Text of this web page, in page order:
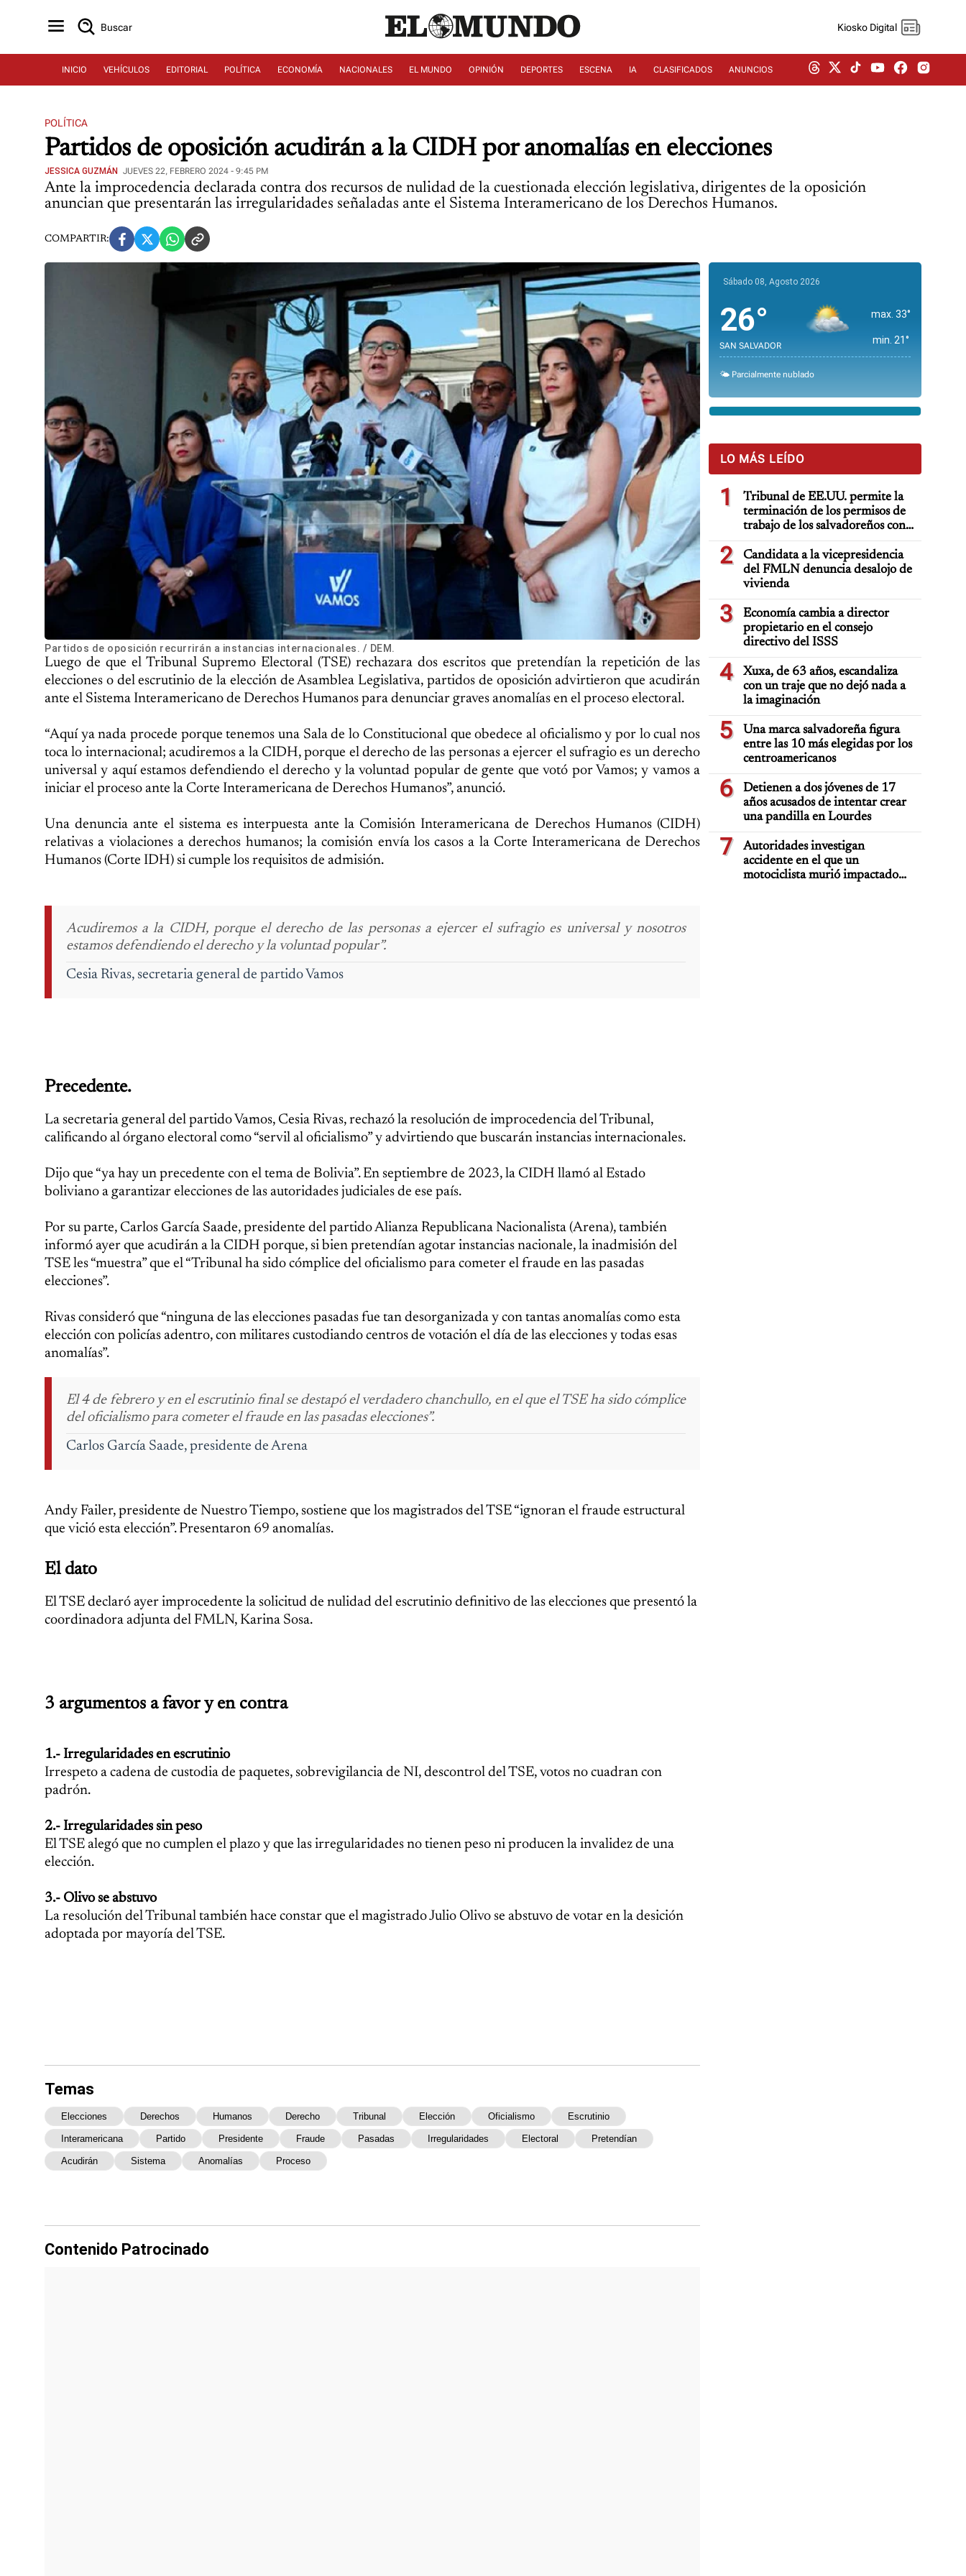
Buscar Kiosko Digital
INICIO VEHÍCULOS EDITORIAL POLÍTICA ECONOMÍA NACIONALES EL MUNDO OPINIÓN DEPORTES ESCENA IA CLASIFICADOS ANUNCIOS
POLÍTICA
Partidos de oposición acudirán a la CIDH por anomalías en elecciones
JESSICA GUZMÁN JUEVES 22, FEBRERO 2024 - 9:45 PM
Ante la improcedencia declarada contra dos recursos de nulidad de la cuestionada elección legislativa, dirigentes de la oposición
anuncian que presentarán las irregularidades señaladas ante el Sistema Interamericano de los Derechos Humanos.
COMPARTIR:
Partidos de oposición recurrirán a instancias internacionales. / DEM.
Luego de que el Tribunal Supremo Electoral (TSE) rechazara dos escritos que pretendían la repetición de las
elecciones o del escrutinio de la elección de Asamblea Legislativa, partidos de oposición advirtieron que acudirán
ante el Sistema Interamericano de Derechos Humanos para denunciar graves anomalías en el proceso electoral.
“Aquí ya nada procede porque tenemos una Sala de lo Constitucional que obedece al oficialismo y por lo cual nos
toca lo internacional; acudiremos a la CIDH, porque el derecho de las personas a ejercer el sufragio es un derecho
universal y aquí estamos defendiendo el derecho y la voluntad popular de gente que votó por Vamos; y vamos a
iniciar el proceso ante la Corte Interamericana de Derechos Humanos”, anunció.
Una denuncia ante el sistema es interpuesta ante la Comisión Interamericana de Derechos Humanos (CIDH)
relativas a violaciones a derechos humanos; la comisión envía los casos a la Corte Interamericana de Derechos
Humanos (Corte IDH) si cumple los requisitos de admisión.
Acudiremos a la CIDH, porque el derecho de las personas a ejercer el sufragio es universal y nosotros
estamos defendiendo el derecho y la voluntad popular”.
Cesia Rivas, secretaria general de partido Vamos
Precedente.
La secretaria general del partido Vamos, Cesia Rivas, rechazó la resolución de improcedencia del Tribunal,
calificando al órgano electoral como “servil al oficialismo” y advirtiendo que buscarán instancias internacionales.
Dijo que “ya hay un precedente con el tema de Bolivia”. En septiembre de 2023, la CIDH llamó al Estado
boliviano a garantizar elecciones de las autoridades judiciales de ese país.
Por su parte, Carlos García Saade, presidente del partido Alianza Republicana Nacionalista (Arena), también
informó ayer que acudirán a la CIDH porque, si bien pretendían agotar instancias nacionale, la inadmisión del
TSE les “muestra” que el “Tribunal ha sido cómplice del oficialismo para cometer el fraude en las pasadas
elecciones”.
Rivas consideró que “ninguna de las elecciones pasadas fue tan desorganizada y con tantas anomalías como esta
elección con policías adentro, con militares custodiando centros de votación el día de las elecciones y todas esas
anomalías”.
El 4 de febrero y en el escrutinio final se destapó el verdadero chanchullo, en el que el TSE ha sido cómplice
del oficialismo para cometer el fraude en las pasadas elecciones”.
Carlos García Saade, presidente de Arena
Andy Failer, presidente de Nuestro Tiempo, sostiene que los magistrados del TSE “ignoran el fraude estructural
que vició esta elección”. Presentaron 69 anomalías.
El dato
El TSE declaró ayer improcedente la solicitud de nulidad del escrutinio definitivo de las elecciones que presentó la
coordinadora adjunta del FMLN, Karina Sosa.
3 argumentos a favor y en contra
1.- Irregularidades en escrutinio
Irrespeto a cadena de custodia de paquetes, sobrevigilancia de NI, descontrol del TSE, votos no cuadran con
padrón.
2.- Irregularidades sin peso
El TSE alegó que no cumplen el plazo y que las irregularidades no tienen peso ni producen la invalidez de una
elección.
3.- Olivo se abstuvo
La resolución del Tribunal también hace constar que el magistrado Julio Olivo se abstuvo de votar en la desición
adoptada por mayoría del TSE.
Temas
Elecciones Derechos Humanos Derecho Tribunal Elección Oficialismo Escrutinio
Interamericana Partido Presidente Fraude Pasadas Irregularidades Electoral Pretendían
Acudirán Sistema Anomalías Proceso
Contenido Patrocinado
Sábado 08, Agosto 2026
26°
SAN SALVADOR
max. 33°
min. 21°
🌤️ Parcialmente nublado
LO MÁS LEÍDO
1
Tribunal de EE.UU. permite la
terminación de los permisos de
trabajo de los salvadoreños con
TPS
2
Candidata a la vicepresidencia
del FMLN denuncia desalojo de
vivienda
3
Economía cambia a director
propietario en el consejo
directivo del ISSS
4
Xuxa, de 63 años, escandaliza
con un traje que no dejó nada a
la imaginación
5
Una marca salvadoreña figura
entre las 10 más elegidas por los
centroamericanos
6
Detienen a dos jóvenes de 17
años acusados de intentar crear
una pandilla en Lourdes
7
Autoridades investigan
accidente en el que un
motociclista murió impactado